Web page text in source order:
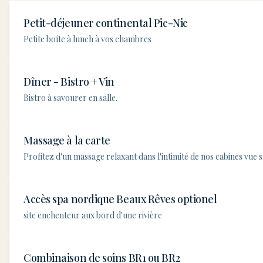
Petit-déjeuner continental Pic-Nic
Petite boîte à lunch à vos chambres
Dîner - Bistro + Vin
Bistro à savourer en salle.
Massage à la carte
Profitez d'un massage relaxant dans l'intimité de nos cabines vue
Accès spa nordique Beaux Rêves optionel
site enchenteur aux bord d'une rivière
Combinaison de soins BR1 ou BR2